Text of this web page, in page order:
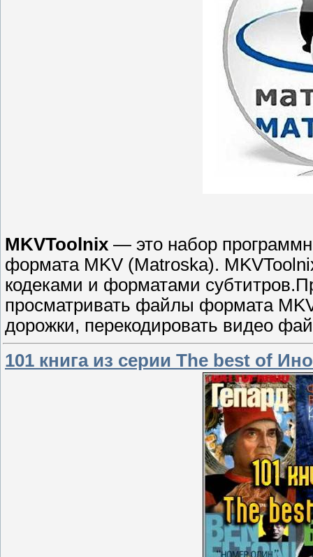
MKVToolnix — это набор
формата MKV (Matroska).
кодеками и форматами
просматривать файлы формата
дорожки, перекодировать видео
101 книга из серии The best of